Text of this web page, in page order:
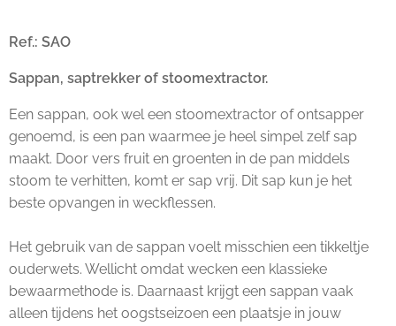
Ref.: SAO
Sappan, saptrekker of stoomextractor.
Een sappan, ook wel een stoomextractor of ontsapper
genoemd, is een pan waarmee je heel simpel zelf sap
maakt. Door vers fruit en groenten in de pan middels
stoom te verhitten, komt er sap vrij. Dit sap kun je het
beste opvangen in weckflessen.
Het gebruik van de sappan voelt misschien een tikkeltje
ouderwets. Wellicht omdat wecken een klassieke
bewaarmethode is. Daarnaast krijgt een sappan vaak
alleen tijdens het oogstseizoen een plaatsje in jouw